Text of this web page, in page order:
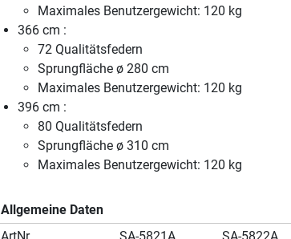
Maximales Benutzergewicht: 120 kg
366 cm :
72 Qualitätsfedern
Sprungfläche ø 280 cm
Maximales Benutzergewicht: 120 kg
396 cm :
80 Qualitätsfedern
Sprungfläche ø 310 cm
Maximales Benutzergewicht: 120 kg
Allgemeine Daten